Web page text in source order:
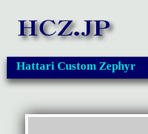
Hattari Custom Zephyr